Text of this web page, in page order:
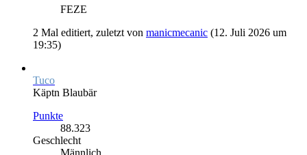
FEZE
2 Mal editiert, zuletzt von manicmecanic (12. Juli 2026 um
19:35)
Tuco
Käptn Blaubär
Punkte
88.323
Geschlecht
Männlich